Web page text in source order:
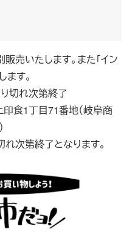
売いたします。また「イン
ます。
り切れ次第終了
食1丁目71番地（岐阜商
次第終了となります。